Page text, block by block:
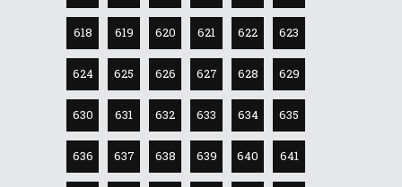
618 619 620 621 622 623
624 625 626 627 628 629
630 631 632 633 634 635
636 637 638 639 640 641